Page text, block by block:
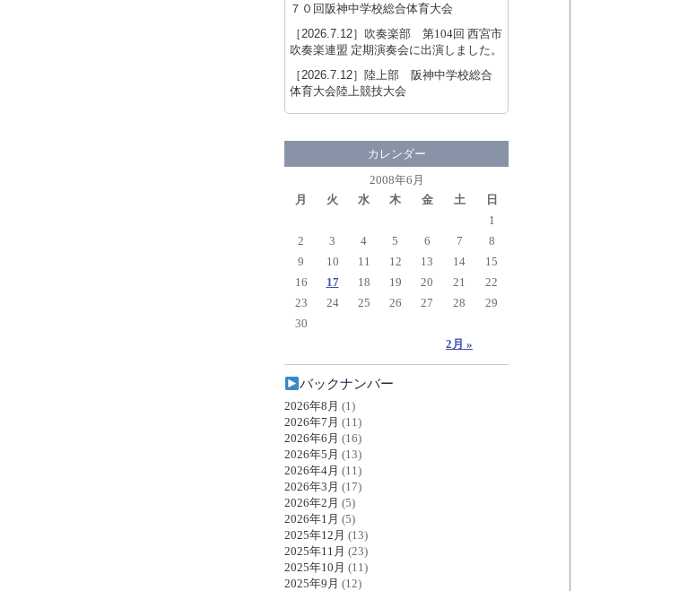
７０回阪神中学校総合体育大会
［2026.7.12］ 吹奏楽部 第104回 西宮市
吹奏楽連盟 定期演奏会に出演しました。
［2026.7.12］ 陸上部 阪神中学校総合
体育大会陸上競技大会
カレンダー
2008年6月
月
火 水 木 金 土 日
2月 »
1
2
3 4 5 6 7
8
9
10 11 12 13 14
15
16
17 18 19 20 21
22
23
24 25 26 27 28
29
30
バックナンバー
2026年8月 (1)
2026年7月 (11)
2026年6月 (16)
2026年5月 (13)
2026年4月 (11)
2026年3月 (17)
2026年2月 (5)
2026年1月 (5)
2025年12月 (13)
2025年11月 (23)
2025年10月 (11)
2025年9月 (12)